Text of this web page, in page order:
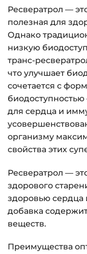
Ресвератрол —
полезная для
Однако
низкую
транс-
что улучшает
сочетается с
для сердца и
организму
свойства этих
Ресвератрол —
здорового
здоровью сердца
добавка
веществ.
Преимущества